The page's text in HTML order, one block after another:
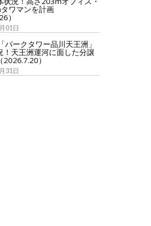
ワマンを計画
）
01日
パークタワー品川天王洲」
！天王洲運河に面した分譲
2026.7.20）
31日